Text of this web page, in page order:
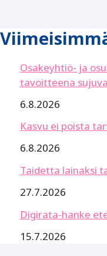
Osakeyhtiö- ja
tavoitteena
6.8.2026
Kasvu ei poista
6.8.2026
Taidetta lainaksi
27.7.2026
Digirata-hanke
15.7.2026